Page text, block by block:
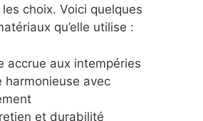
choix. Voici quelques
qu’elle utilise :
accrue aux intempéries
harmonieuse avec
et durabilité